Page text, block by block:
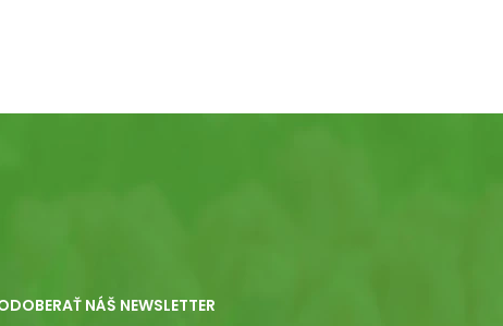
NÁŠ NEWSLETTER